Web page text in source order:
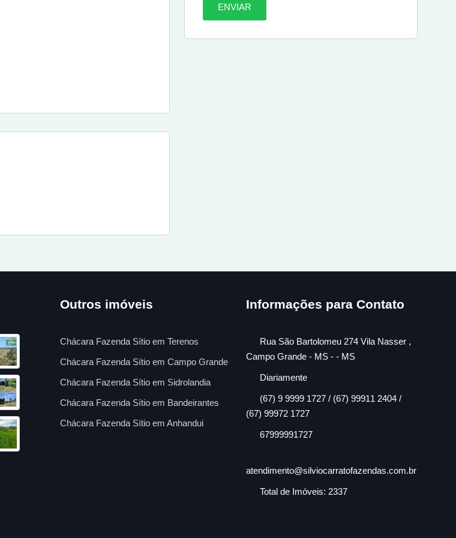
ENVIAR
Outros imóveis
Chácara Fazenda Sítio em Terenos
Chácara Fazenda Sítio em Campo Grande
Chácara Fazenda Sítio em Sidrolandia
Chácara Fazenda Sítio em Bandeirantes
Chácara Fazenda Sítio em Anhandui
Informações para Contato
Rua São Bartolomeu 274 Vila Nasser ,
Campo Grande - MS - - MS
Diariamente
(67) 9 9999 1727 / (67) 99911 2404 /
(67) 99972 1727
67999991727
atendimento@silviocarratofazendas.com.br
Total de Imóveis: 2337